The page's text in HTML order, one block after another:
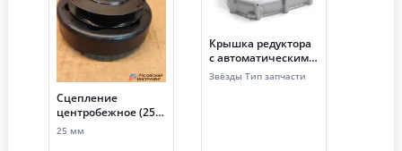
Сцепление
центробежное (25
мм, профиль ремня
25 мм
Крышка редуктора
с автоматическим
сцеплением 173FR-
190FR (крышка
Звёзды Тип запчасти